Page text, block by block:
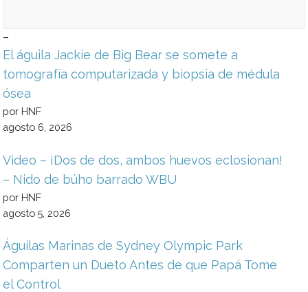
–
El águila Jackie de Big Bear se somete a
tomografía computarizada y biopsia de médula
ósea
por HNF
agosto 6, 2026
Video – ¡Dos de dos, ambos huevos eclosionan!
– Nido de búho barrado WBU
por HNF
agosto 5, 2026
Águilas Marinas de Sydney Olympic Park
Comparten un Dueto Antes de que Papá Tome
el Control